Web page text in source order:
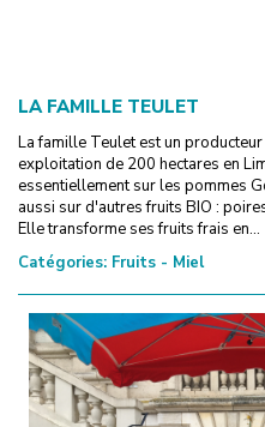
LA FAMILLE TEULET
La famille Teulet est un
exploitation de 200 hectares en
essentiellement sur les pommes
aussi sur d'autres fruits BIO :
Elle transforme ses fruits frais en...
Catégories: Fruits - Miel